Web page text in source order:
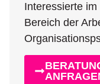
Interessierte im
Bereich der